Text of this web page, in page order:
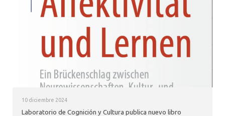
10 diciembre 2024
Laboratorio de Cognición y Cultura publica nuevo libro